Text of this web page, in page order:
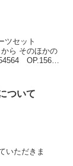
ツセット
ら そのほかの
OP.1564
ついて
いただきま